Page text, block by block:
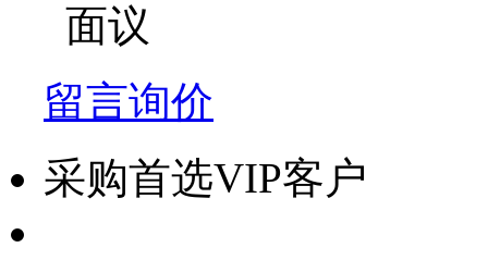
面议
留言询价
采购首选VIP客户